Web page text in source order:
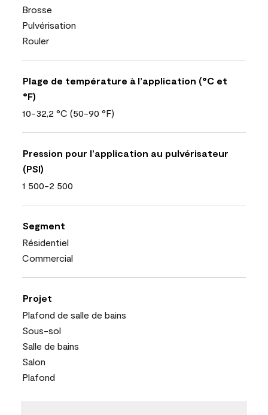
Brosse
Pulvérisation
Rouler
Plage de température à l’application (°C et
°F)
10-32,2 °C (50-90 °F)
Pression pour l’application au pulvérisateur
(PSI)
1 500-2 500
Segment
Résidentiel
Commercial
Projet
Plafond de salle de bains
Sous-sol
Salle de bains
Salon
Plafond